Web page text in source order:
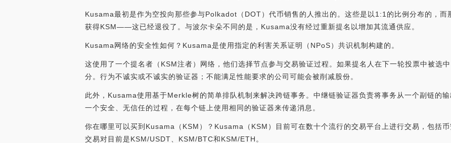
Kusama最初是作为空投向那些参与Polkadot（DOT）代币销售的人推出的。这些是以1:1的比例分布的，而
获得KSM——这已经退役了。与波尔卡朵不同的是，Kusama没有经过重新提名以增加其流通供应。
Kusama网络的安全性如何？Kusama是使用指定的利害关系证明（NPoS）共识机制构建的。
这使用了一个提名者（KSM注者）网络，他们选择节点参与交易验证过程。如果提名人在下一轮投票中被选
分。行为不诚实或不诚实的验证器；不能满足性能要求的公司可能会被削减股份。
此外，Kusama使用基于Merkle树的简单排队机制来解决跨链事务。中继链验证器负责将事务从一个副链的
一个安全、无信任的过程，在每个链上使用相同的验证器来传递消息。
你在哪里可以买到Kusama（KSM）？Kusama（KSM）目前可在数十个流行的交易平台上进行交易，包括
交易对目前是KSM/USDT、KSM/BTC和KSM/ETH。